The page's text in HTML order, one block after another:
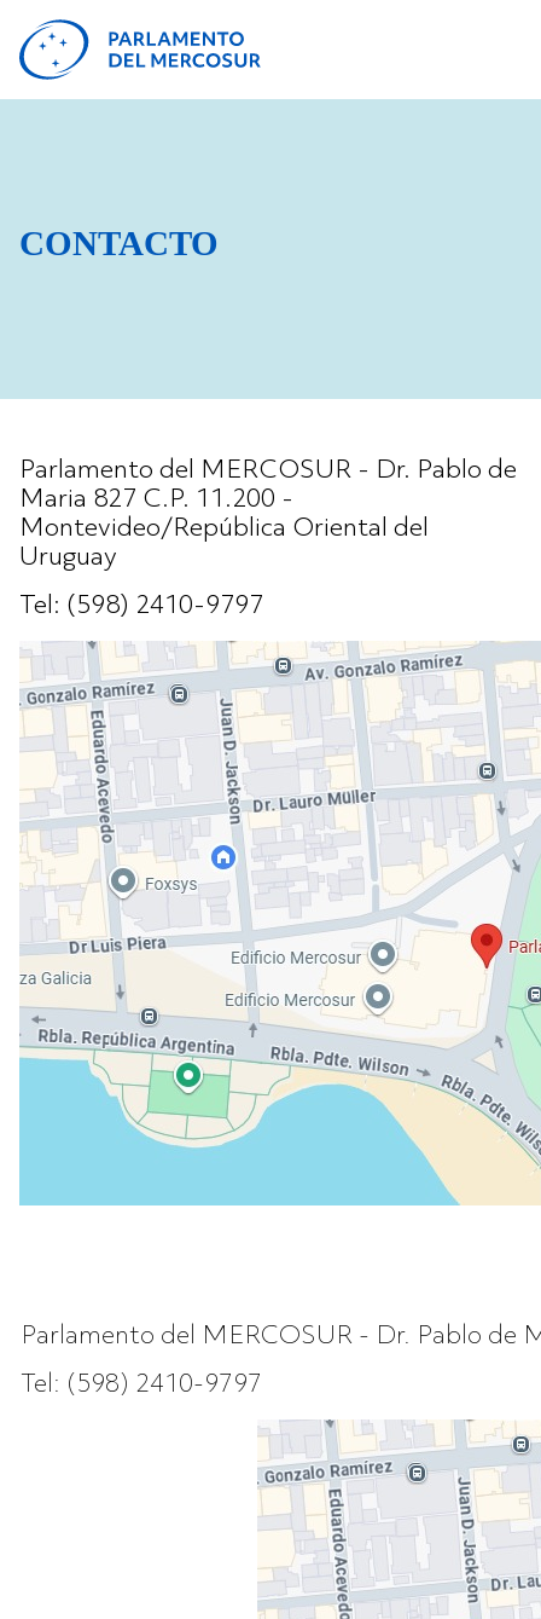
CONTACTO
Parlamento del MERCOSUR - Dr. Pablo de
Maria 827 C.P. 11.200 -
Montevideo/República Oriental del
Uruguay
Tel: (598) 2410-9797
Parlamento del MERCOSUR - Dr. Pablo de
Tel: (598) 2410-9797